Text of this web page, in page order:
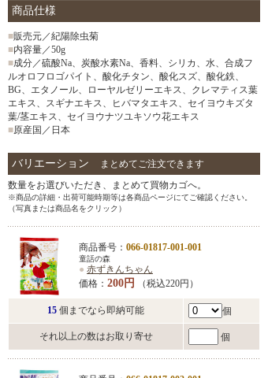
商品仕様
■販売元／紀陽除虫菊
■内容量／50g
■成分／硫酸Na、炭酸水素Na、香料、シリカ、水、合成フ
ルオロフロゴパイト、酸化チタン、酸化スズ、酸化鉄、
BG、エタノール、ローヤルゼリーエキス、クレマティス葉
エキス、スギナエキス、ヒバマタエキス、セイヨウキズタ
葉/茎エキス、セイヨウナツユキソウ花エキス
■原産国／日本
バリエーション
まとめてご注文できます
数量をお選びいただき、まとめて買物カゴへ。
※商品の詳細・出荷可能時期等は各商品ページにてご確認ください。
（写真または商品名をクリック）
商品番号： 066-01817-001-001
童話の森
● 赤ずきんちゃん
価格： 200円 （税込220円）
15 個までなら即納可能 個
それ以上の数はお取り寄せ 個